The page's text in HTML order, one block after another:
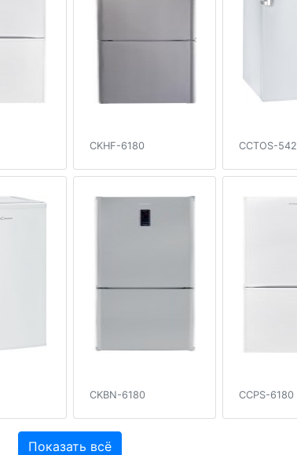
CKHF-6180 CCTOS-542
CKBN-6180 CCPS-6180
Показать всё